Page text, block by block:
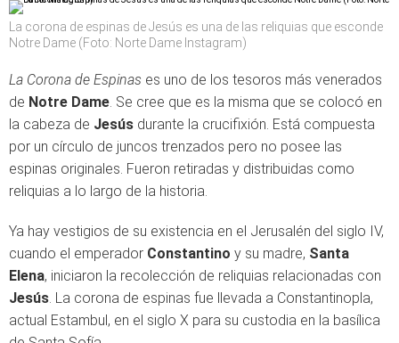
La corona de espinas de Jesús es una de las reliquias que esconde
Notre Dame (Foto: Norte Dame Instagram)
La Corona de Espinas es uno de los tesoros más venerados
de Notre Dame. Se cree que es la misma que se colocó en
la cabeza de Jesús durante la crucifixión. Está compuesta
por un círculo de juncos trenzados pero no posee las
espinas originales. Fueron retiradas y distribuidas como
reliquias a lo largo de la historia.
Ya hay vestigios de su existencia en el Jerusalén del siglo IV,
cuando el emperador Constantino y su madre, Santa
Elena, iniciaron la recolección de reliquias relacionadas con
Jesús. La corona de espinas fue llevada a Constantinopla,
actual Estambul, en el siglo X para su custodia en la basílica